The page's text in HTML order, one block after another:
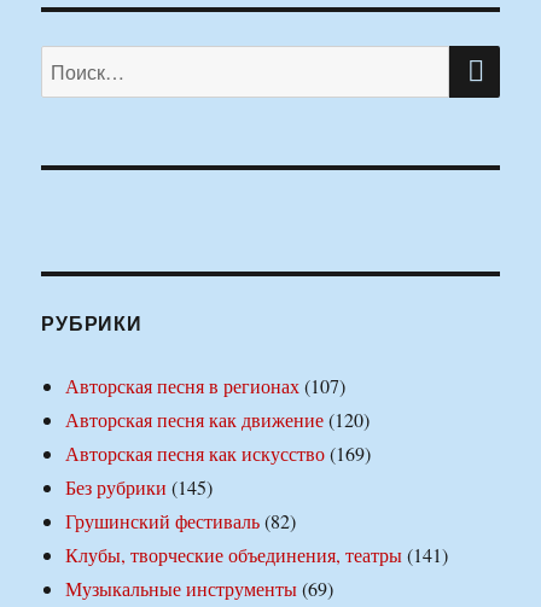
Искать:
РУБРИКИ
Авторская песня в регионах(107)
Авторская песня как движение(120)
Авторская песня как искусство(169)
Без рубрики (145)
Грушинский фестиваль(82)
Клубы, творческие объединения, театры(141)
Музыкальные инструменты(69)